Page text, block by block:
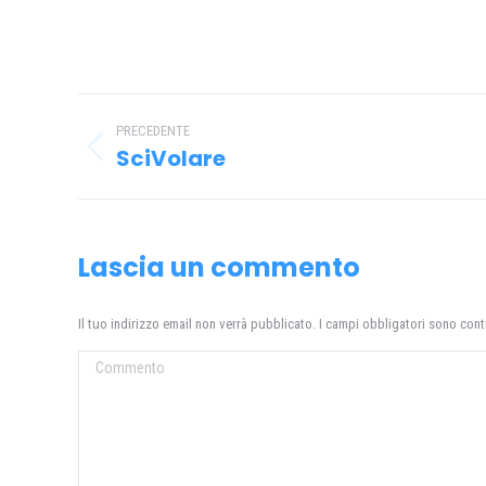
Naviga
traPRECEDENTE
Post
SciVolare
Lascia un commento
Il tuo indirizzo email non verrà pubblicato. I campi obbligatori sono
Commento